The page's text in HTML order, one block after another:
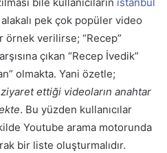
alakalı pek çok popüler video
örnek verilirse; “Recep”
çıkan “Recep İvedik”
olmakta. Yani özetle;
ettiği videoların anahtar
. Bu yüzden kullanıcılar
Youtube arama motorunda
bir liste oluşturmalıdır.